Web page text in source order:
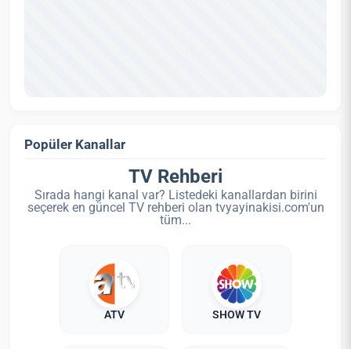
Popüler Kanallar
TV Rehberi
Sırada hangi kanal var? Listedeki kanallardan birini
seçerek en güncel TV rehberi olan tvyayinakisi.com'un
tüm...
ATV SHOW TV